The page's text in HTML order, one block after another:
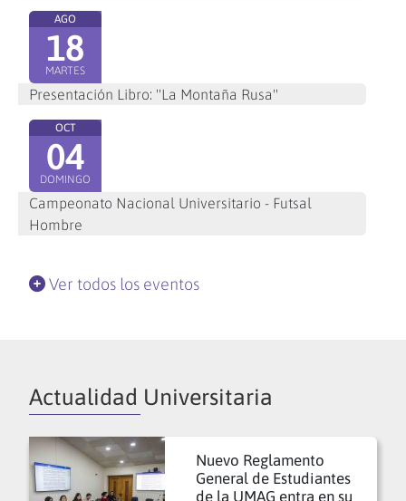
AGO
18
MARTES
Presentación Libro: "La Montaña Rusa"
OCT
04
DOMINGO
Campeonato Nacional Universitario - Futsal
Hombre
Ver todos los eventos
Actualidad Universitaria
Nuevo Reglamento
General de Estudiantes
de la UMAG entra en su